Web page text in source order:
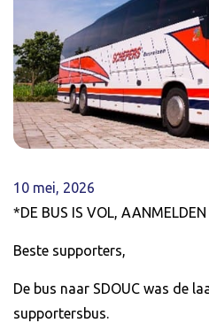
10 mei, 2026
*DE BUS IS VOL,
Beste supporters,
De bus naar SDOUC was de
supportersbus.